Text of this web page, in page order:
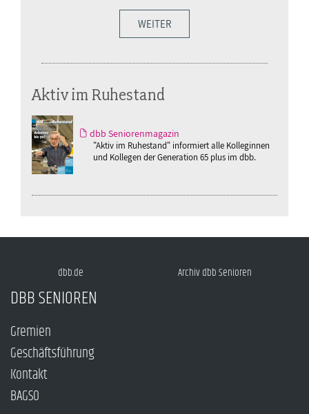
WEITER
Aktiv im Ruhestand
dbb Seniorenmagazin
"Aktiv im Ruhestand" informiert alle Kolleginnen
und Kollegen der Generation 65 plus im dbb.
dbb.de Archiv dbb Senioren
DBB SENIOREN
Gremien
Geschäftsführung
Kontakt
BAGSO